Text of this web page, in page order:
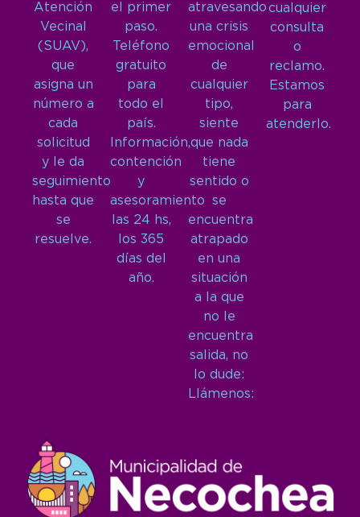
Atención
Vecinal
(SUAV),
que
asigna un
número a
cada
solicitud
y le da
seguimiento
hasta que
se
resuelve.
el primer
paso.
Teléfono
gratuito
para
todo el
país.
Información,
contención
y
asesoramiento
las 24 hs,
los 365
días del
año.
atravesando
una crisis
emocional
de
cualquier
tipo,
siente
que nada
tiene
sentido o
se
encuentra
atrapado
en una
situación
a la que
no le
encuentra
salida, no
lo dude:
Llámenos:
cualquier
consulta
o
reclamo.
Estamos
para
atenderlo.